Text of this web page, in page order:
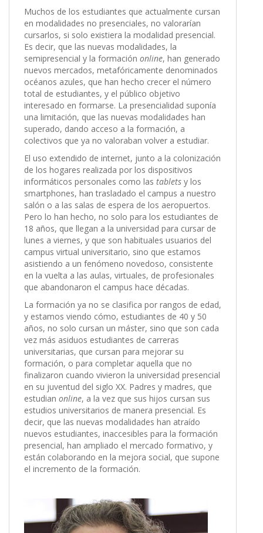
Muchos de los estudiantes que actualmente cursan
en modalidades no presenciales, no valorarían
cursarlos, si solo existiera la modalidad presencial.
Es decir, que las nuevas modalidades, la
semipresencial y la formación online, han generado
nuevos mercados, metafóricamente denominados
océanos azules, que han hecho crecer el número
total de estudiantes, y el público objetivo
interesado en formarse. La presencialidad suponía
una limitación, que las nuevas modalidades han
superado, dando acceso a la formación, a
colectivos que ya no valoraban volver a estudiar.
El uso extendido de internet, junto a la colonización
de los hogares realizada por los dispositivos
informáticos personales como las tablets y los
smartphones, han trasladado el campus a nuestro
salón o a las salas de espera de los aeropuertos.
Pero lo han hecho, no solo para los estudiantes de
18 años, que llegan a la universidad para cursar de
lunes a viernes, y que son habituales usuarios del
campus virtual universitario, sino que estamos
asistiendo a un fenómeno novedoso, consistente
en la vuelta a las aulas, virtuales, de profesionales
que abandonaron el campus hace décadas.
La formación ya no se clasifica por rangos de edad,
y estamos viendo cómo, estudiantes de 40 y 50
años, no solo cursan un máster, sino que son cada
vez más asiduos estudiantes de carreras
universitarias, que cursan para mejorar su
formación, o para completar aquella que no
finalizaron cuando vivieron la universidad presencial
en su juventud del siglo XX. Padres y madres, que
estudian online, a la vez que sus hijos cursan sus
estudios universitarios de manera presencial. Es
decir, que las nuevas modalidades han atraído
nuevos estudiantes, inaccesibles para la formación
presencial, han ampliado el mercado formativo, y
están colaborando en la mejora social, que supone
el incremento de la formación.